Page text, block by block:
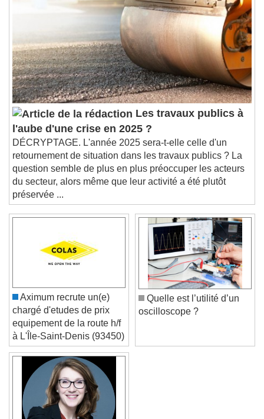
descriptions off, selected
subtitles settings, opens subtitles
settings dialog
subtitles off, selected
Audio Track
Picture-in-Picture
Fullscreen
This is a modal window.
Beginning of dialog window. Escape will cancel
and close the window.
Text
Color Opacity
Text Background
Caption Area Background
Font Size
Text Edge Style
Font Family
Reset
Done
Les travaux publics à
l'aube d'une crise en 2025 ?
DÉCRYPTAGE. L'année 2025 sera-t-elle celle d'un
retournement de situation dans les travaux publics ? La
question semble de plus en plus préoccuper les acteurs
du secteur, alors même que leur activité a été plutôt
préservée ...
Aximum recrute un(e)
chargé d'etudes de prix
equipement de la route h/f
à L'Île-Saint-Denis (93450)
Quelle est l’utilité d’un